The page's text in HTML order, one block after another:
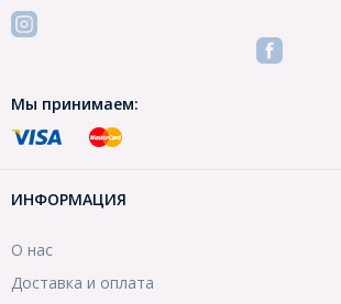
Мы принимаем:
ИНФОРМАЦИЯ
О нас
Доставка и оплата